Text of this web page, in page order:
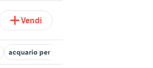
Vendi
acquario per pesci rossi con filtro